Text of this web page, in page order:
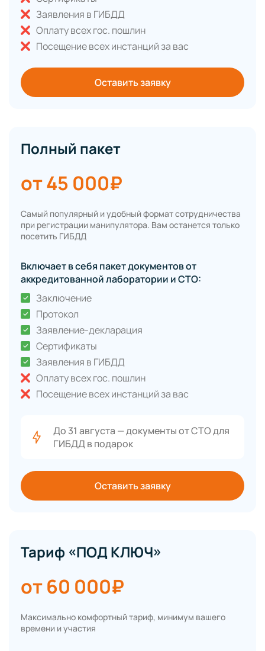
Заявления в ГИБДД
Оплату всех гос. пошлин
Посещение всех инстанций за вас
Оставить заявку
Полный пакет
от 45 000₽
Самый популярный и удобный формат сотрудничества
при регистрации манипулятора. Вам останется только
посетить ГИБДД
Включает в себя пакет документов от
аккредитованной лаборатории и СТО:
Заключение
Протокол
Заявление-декларация
Сертификаты
Заявления в ГИБДД
Оплату всех гос. пошлин
Посещение всех инстанций за вас
До 31 августа — документы от СТО для
ГИБДД в подарок
Оставить заявку
Тариф «ПОД КЛЮЧ»
от 60 000₽
Максимально комфортный тариф, минимум вашего
времени и участия